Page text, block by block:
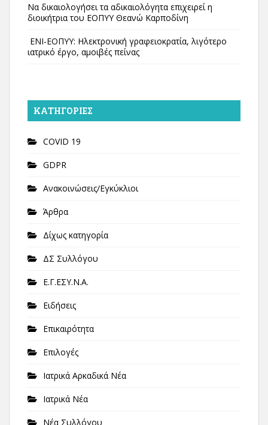
Να δικαιολογήσει τα αδικαιολόγητα επιχειρεί η
διοικήτρια του ΕΟΠΥΥ Θεανώ Καρποδίνη
ΕΝΙ-ΕΟΠΥΥ: Ηλεκτρονική γραφειοκρατία, λιγότερο
ιατρικό έργο, αμοιβές πείνας
KΑΤΗΓΟΡΊΕΣ
COVID 19
GDPR
Ανακοινώσεις/Εγκύκλιοι
Άρθρα
Δίχως κατηγορία
ΔΣ Συλλόγου
Ε.Γ.ΕΣΥ.Ν.Α.
Ειδήσεις
Επικαιρότητα
Επιλογές
Ιατρικά Αρκαδικά Νέα
Ιατρικά Νέα
Νέα Συλλόγου